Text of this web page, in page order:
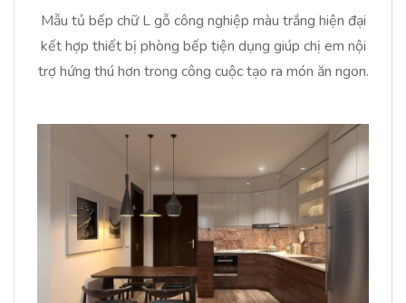
Mẫu tủ bếp chữ L gỗ công nghiệp màu trắng hiện đại
kết hợp thiết bị phòng bếp tiện dụng giúp chị em nội
trợ hứng thú hơn trong công cuộc tạo ra món ăn ngon.